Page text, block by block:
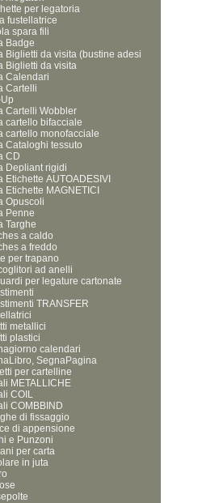
per legatoria
fustellatrice
spara fili
Badge
Biglietti da visita (bustine adesi
Biglietti da visita
Calendari
Cartelli
Cartelli Wobbler
cartello bifacciale
cartello monofacciale
Cataloghi tessuto
CD
Depliant rigidi
Etichette AUTOADESIVI
Etichette MAGNETICI
Opuscoli
Penne
Targhe
a caldo
a freddo
per trapano
ad anelli
per legature cartonate
TRANSFER
metallici
plastici
calendari
SegnaPagina
per cartelline
METALLICHE
COIL
COMBBIND
di fissaggio
di appensione
e Punzoni
per carta
in juta